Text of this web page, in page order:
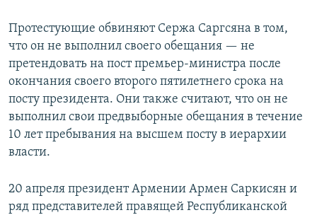
Протестующие обвиняют Сержа Саргсяна в том,
что он не выполнил своего обещания — не
претендовать на пост премьер-министра после
окончания своего второго пятилетнего срока на
посту президента. Они также считают, что он не
выполнил свои предвыборные обещания в течение
10 лет пребывания на высшем посту в иерархии
власти.
20 апреля президент Армении Армен Саркисян и
ряд представителей правящей Республиканской